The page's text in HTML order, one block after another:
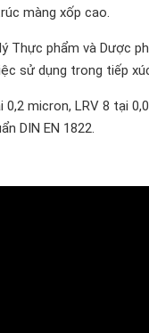
màng xốp cao.
Thực phẩm và Dược
sử dụng trong tiếp
micron, LRV 8 tại
DIN EN 1822.